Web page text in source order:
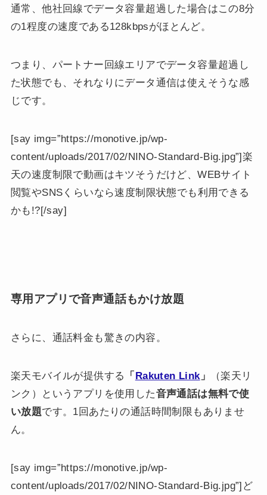
通常、他社回線でデータ容量超過した場合はこの8分
の1程度の速度である128kbpsがほとんど。
つまり、パートナー回線エリアでデータ容量超過し
た状態でも、それなりにデータ通信は使えそうな感
じです。
[say img=”https://monotive.jp/wp-
content/uploads/2017/02/NINO-Standard-Big.jpg”]楽
天の速度制限で動画はキツそうだけど、WEBサイト
閲覧やSNSくらいなら速度制限状態でも利用できる
かも!?[/say]
専用アプリで音声通話もかけ放題
さらに、通話料金も驚きの内容。
楽天モバイルが提供する 「 Rakuten Link」
（楽天リ
ンク）というアプリを使用した音声通話は無料で使
い放題です。1回あたりの通話時間制限もありませ
ん。
[say img=”https://monotive.jp/wp-
content/uploads/2017/02/NINO-Standard-Big.jpg”]ど